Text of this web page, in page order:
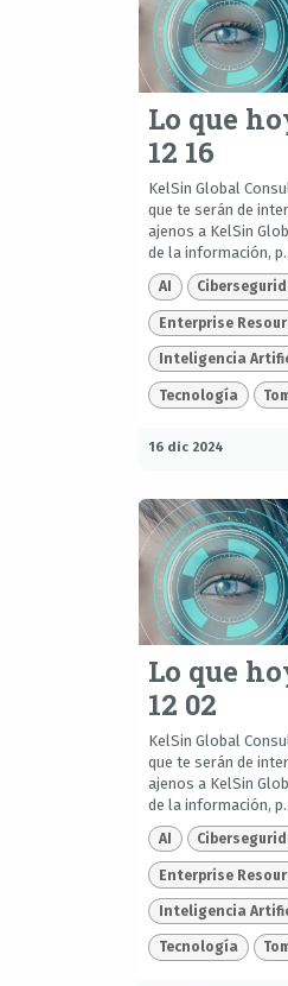
Lo que
12 16
KelSin Global
que te serán de
ajenos a KelSin
de la información,
AI
Enterprise
Inteligencia
Tecnología
16 dic 2024
Lo que
12 02
KelSin Global
que te serán de
ajenos a KelSin
de la información,
AI
Enterprise
Inteligencia
Tecnología